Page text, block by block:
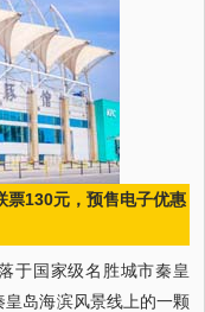
票130元，预售电子优惠
于国家级名胜城市秦皇
岛海滨风景线上的一颗